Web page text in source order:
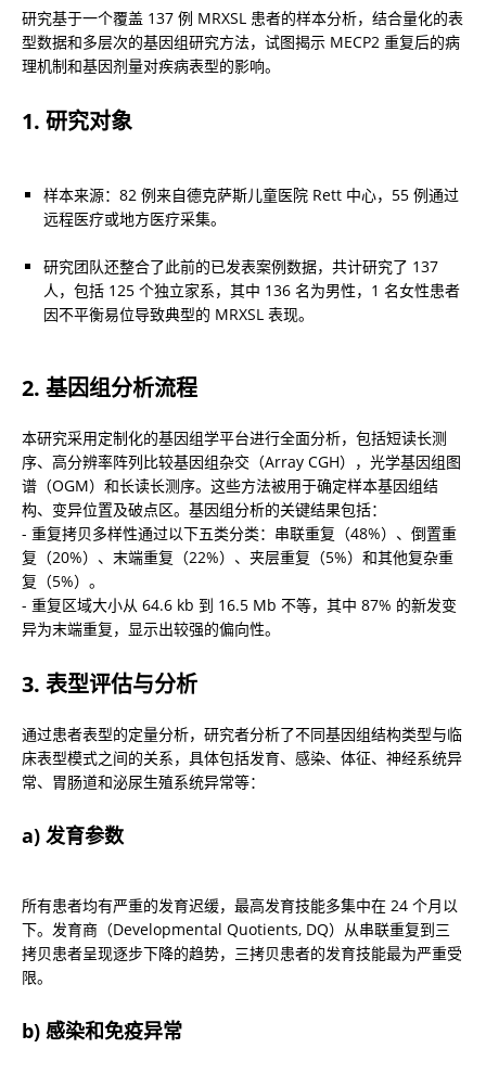
研究基于一个覆盖 137 例 MRXSL 患者的样本分析，结合量化的表
型数据和多层次的基因组研究方法，试图揭示 MECP2 重复后的病
理机制和基因剂量对疾病表型的影响。
1. 研究对象
样本来源：82 例来自德克萨斯儿童医院 Rett 中心，55 例通过
远程医疗或地方医疗采集。
研究团队还整合了此前的已发表案例数据，共计研究了 137
人，包括 125 个独立家系，其中 136 名为男性，1 名女性患者
因不平衡易位导致典型的 MRXSL 表现。
2. 基因组分析流程
本研究采用定制化的基因组学平台进行全面分析，包括短读长测
序、高分辨率阵列比较基因组杂交（Array CGH），光学基因组图
谱（OGM）和长读长测序。这些方法被用于确定样本基因组结
构、变异位置及破点区。基因组分析的关键结果包括：
- 重复拷贝多样性通过以下五类分类：串联重复（48%）、倒置重
复（20%）、末端重复（22%）、夹层重复（5%）和其他复杂重
复（5%）。
- 重复区域大小从 64.6 kb 到 16.5 Mb 不等，其中 87% 的新发变
异为末端重复，显示出较强的偏向性。
3. 表型评估与分析
通过患者表型的定量分析，研究者分析了不同基因组结构类型与临
床表型模式之间的关系，具体包括发育、感染、体征、神经系统异
常、胃肠道和泌尿生殖系统异常等：
a) 发育参数
所有患者均有严重的发育迟缓，最高发育技能多集中在 24 个月以
下。发育商（Developmental Quotients, DQ）从串联重复到三
拷贝患者呈现逐步下降的趋势，三拷贝患者的发育技能最为严重受
限。
b) 感染和免疫异常